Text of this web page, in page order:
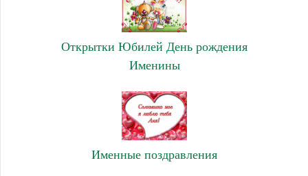
Открытки Юбилей День рождения
Именины
Именные поздравления